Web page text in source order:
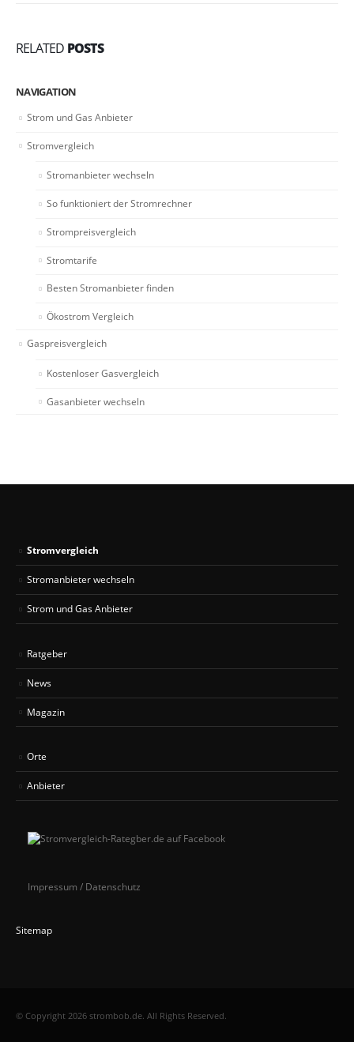
RELATED POSTS
NAVIGATION
Strom und Gas Anbieter
Stromvergleich
Stromanbieter wechseln
So funktioniert der Stromrechner
Strompreisvergleich
Stromtarife
Besten Stromanbieter finden
Ökostrom Vergleich
Gaspreisvergleich
Kostenloser Gasvergleich
Gasanbieter wechseln
Stromvergleich
Stromanbieter wechseln
Strom und Gas Anbieter
Ratgeber
News
Magazin
Orte
Anbieter
Impressum / Datenschutz
Sitemap
© Copyright 2026 strombob.de. All Rights Reserved.